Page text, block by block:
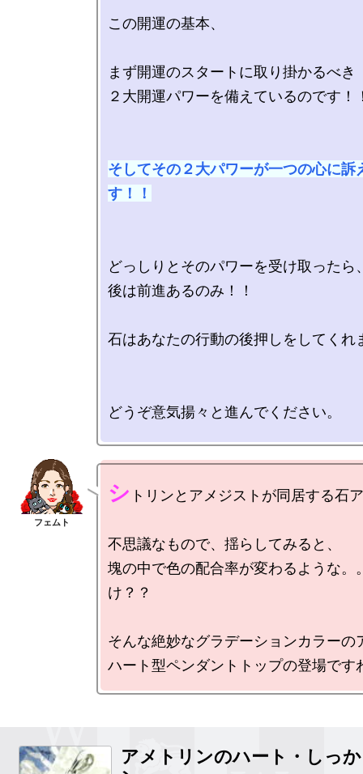
この開運の基本、
まず開運のスタートに取り掛かるべき
２大開運パワーを備えているのです！
そしてその２大パワーが一つの心に訴
す！！
どっしりとそのパワーを受け取ったら
後は前進あるのみ！！
石はあなたの行動の後押しをしてくれ
どうぞ意気揚々と進んでください。
シ トリンとアメジストが同居する石
不思議なもので、揺らしてみると、
塊の中で色の配合率が変わるような。
け？？
そんな絶妙なグラデーションカラーの
アメトリンのハート・しっ